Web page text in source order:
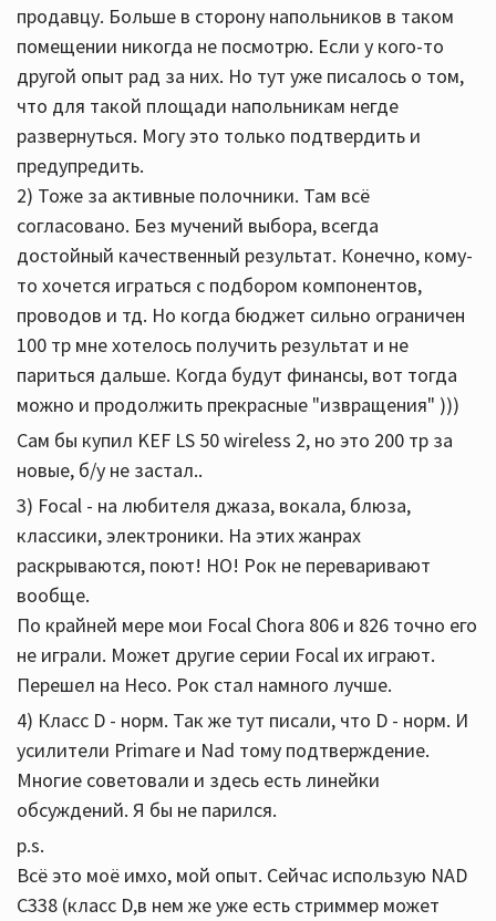
продавцу. Больше в сторону напольников в таком
помещении никогда не посмотрю. Если у кого-то
другой опыт рад за них. Но тут уже писалось о том,
что для такой площади напольникам негде
развернуться. Могу это только подтвердить и
предупредить.
2) Тоже за активные полочники. Там всё
согласовано. Без мучений выбора, всегда
достойный качественный результат. Конечно, кому-
то хочется играться с подбором компонентов,
проводов и тд. Но когда бюджет сильно ограничен
100 тр мне хотелось получить результат и не
париться дальше. Когда будут финансы, вот тогда
можно и продолжить прекрасные "извращения" )))
Сам бы купил KEF LS 50 wireless 2, но это 200 тр за
новые, б/у не застал..
3) Focal - на любителя джаза, вокала, блюза,
классики, электроники. На этих жанрах
раскрываются, поют! НО! Рок не переваривают
вообще.
По крайней мере мои Focal Chora 806 и 826 точно его
не играли. Может другие серии Focal их играют.
Перешел на Heco. Рок стал намного лучше.
4) Класс D - норм. Так же тут писали, что D - норм. И
усилители Primare и Nad тому подтверждение.
Многие советовали и здесь есть линейки
обсуждений. Я бы не парился.
p.s.
Всё это моё имхо, мой опыт. Сейчас использую NAD
C338 (класс D,в нем же уже есть стриммер может